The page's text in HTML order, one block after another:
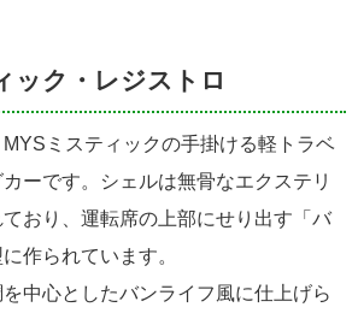
ック・レジストロ
MYSミスティックの手掛ける軽トラベ
ーです。シェルは無骨なエクステリ
おり、運転席の上部にせり出す「バ
作られています。
中心としたバンライフ風に仕上げら